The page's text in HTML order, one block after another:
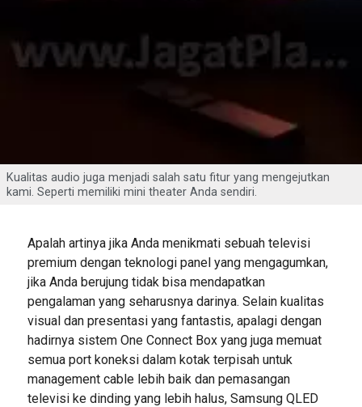
Kualitas audio juga menjadi salah satu fitur yang mengejutkan
kami. Seperti memiliki mini theater Anda sendiri.
Apalah artinya jika Anda menikmati sebuah televisi
premium dengan teknologi panel yang mengagumkan,
jika Anda berujung tidak bisa mendapatkan
pengalaman yang seharusnya darinya. Selain kualitas
visual dan presentasi yang fantastis, apalagi dengan
hadirnya sistem One Connect Box yang juga memuat
semua port koneksi dalam kotak terpisah untuk
management cable lebih baik dan pemasangan
televisi ke dinding yang lebih halus, Samsung QLED